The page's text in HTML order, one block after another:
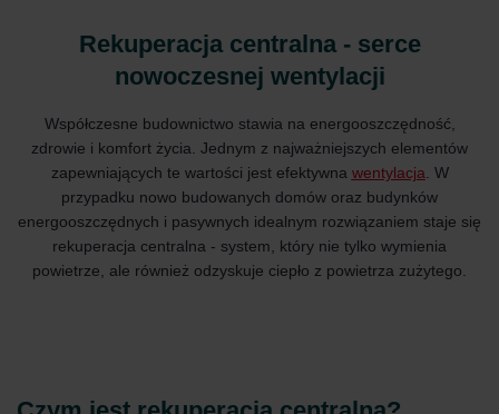
Rekuperacja centralna - serce
nowoczesnej wentylacji
Współczesne budownictwo stawia na energooszczędność,
zdrowie i komfort życia. Jednym z najważniejszych elementów
zapewniających te wartości jest efektywna wentylacja. W
przypadku nowo budowanych domów oraz budynków
energooszczędnych i pasywnych idealnym rozwiązaniem staje się
rekuperacja centralna - system, który nie tylko wymienia
powietrze, ale również odzyskuje ciepło z powietrza zużytego.